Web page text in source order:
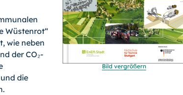
Bild vergrößern
Wüstenrot“
wie neben
der CO₂-
die